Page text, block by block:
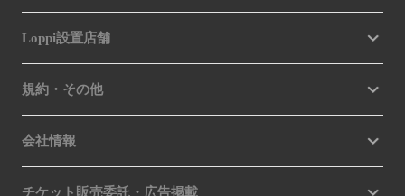
Loppi設置店舗
規約・その他
会社情報
チケット販売委託・広告掲載